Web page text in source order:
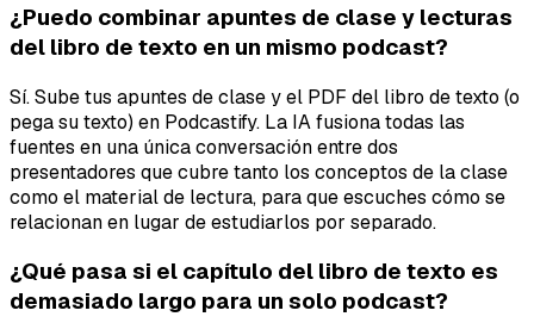
¿Puedo combinar apuntes de clase y lecturas
del libro de texto en un mismo podcast?
Sí. Sube tus apuntes de clase y el PDF del libro de texto (o
pega su texto) en Podcastify. La IA fusiona todas las
fuentes en una única conversación entre dos
presentadores que cubre tanto los conceptos de la clase
como el material de lectura, para que escuches cómo se
relacionan en lugar de estudiarlos por separado.
¿Qué pasa si el capítulo del libro de texto es
demasiado largo para un solo podcast?